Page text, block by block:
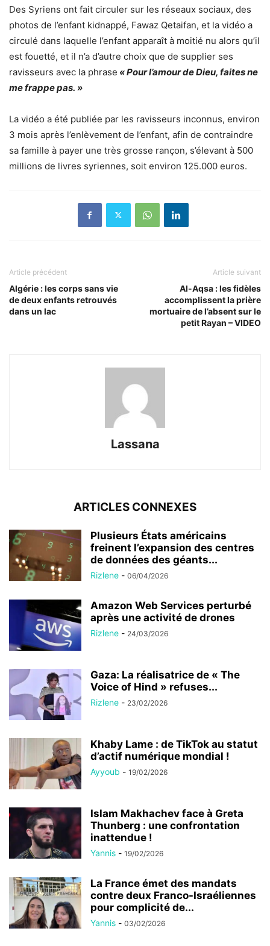
Des Syriens ont fait circuler sur les réseaux sociaux, des
photos de l’enfant kidnappé, Fawaz Qetaifan, et la vidéo a
circulé dans laquelle l’enfant apparaît à moitié nu alors qu’il
est fouetté, et il n’a d’autre choix que de supplier ses
ravisseurs avec la phrase « Pour l’amour de Dieu, faites ne
me frappe pas. »
La vidéo a été publiée par les ravisseurs inconnus, environ
3 mois après l’enlèvement de l’enfant, afin de contraindre
sa famille à payer une très grosse rançon, s’élevant à 500
millions de livres syriennes, soit environ 125.000 euros.
Article précédent
Algérie : les corps sans vie
de deux enfants retrouvés
dans un lac
Article suivant
Al-Aqsa : les fidèles
accomplissent la prière
mortuaire de l’absent sur le
petit Rayan – VIDEO
Lassana
ARTICLES CONNEXES
Plusieurs États américains
freinent l’expansion des centres
de données des géants...
Rizlene - 06/04/2026
Amazon Web Services perturbé
après une activité de drones
Rizlene - 24/03/2026
Gaza: La réalisatrice de « The
Voice of Hind » refuses...
Rizlene - 23/02/2026
Khaby Lame : de TikTok au statut
d’actif numérique mondial !
Ayyoub - 19/02/2026
Islam Makhachev face à Greta
Thunberg : une confrontation
inattendue !
Yannis - 19/02/2026
La France émet des mandats
contre deux Franco-Israéliennes
pour complicité de...
Yannis - 03/02/2026